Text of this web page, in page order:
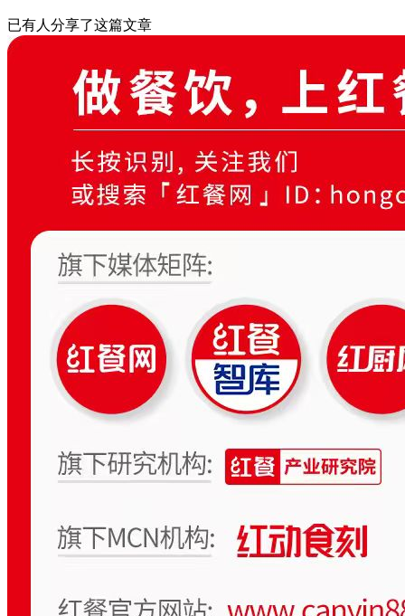
已有人分享了这篇文章